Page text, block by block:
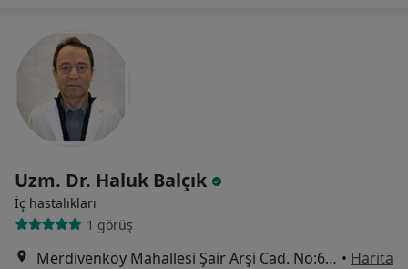
Uzm. Dr. Haluk Balçık
İç hastalıkları
1 görüş
Merdivenköy Mahallesi Şair Arşi Cad. No:6 Göztepe, İstanbul • Harita